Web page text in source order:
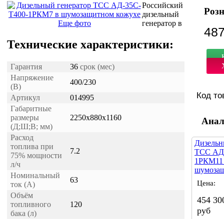
Еще фото
Технические характеристики:
Гарантия 36 срок (мес)
Напряжение
(В)
400/230
Артикул
014995
Габаритные
размеры
(Д;Ш;В; мм)
2250x880x1160
Расход
топлива при
75% мощности
л/ч
7.2
Номинальный
ток (А)
63
Объём
топливного
бака (л)
120
Российский
дизельный
генератор в
Код
ТСС
1РКМ11
Цена:
454
руб